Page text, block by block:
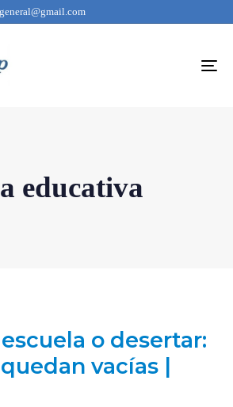
educativa
o desertar:
vacías |